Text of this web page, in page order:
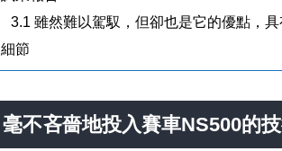
3.1 雖然難以駕馭，但卻也是它的優點，
細節
毫不吝嗇地投入賽車NS500的